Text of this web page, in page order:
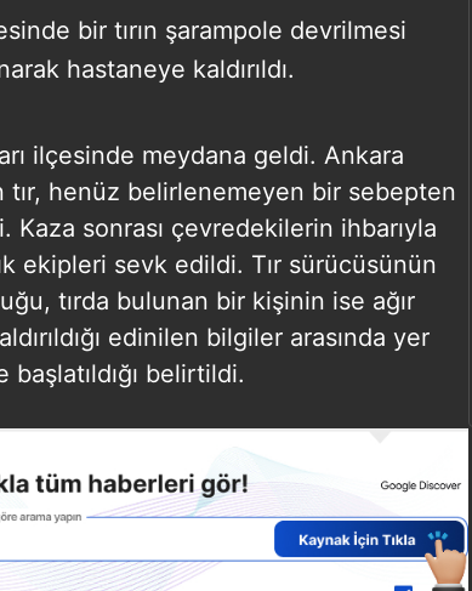
bir tırın şarampole devrilmesi
hastaneye kaldırıldı.
ilçesinde meydana geldi. Ankara
henüz belirlenemeyen bir sebepten
Kaza sonrası çevredekilerin ihbarıyla
ekipleri sevk edildi. Tır sürücüsünün
tırda bulunan bir kişinin ise ağır
edinilen bilgiler arasında yer
belirtildi.